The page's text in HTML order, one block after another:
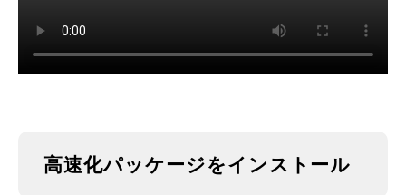
高速化パッケージをインストール